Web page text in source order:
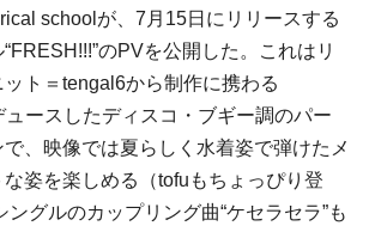
school が、7月15日にリリースする
のPVを公開した。これは リ
ト＝ tengal6から制作に携わる
ュースしたディスコ ・ ブギー調のパー
、映像では夏らしく水着姿で弾けたメ
姿を楽しめる（tofuもちょっぴり登
グルのカップリング曲“ケセラセラ”も